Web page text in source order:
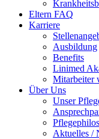
Eltern FAQ
Karriere
Ausbildung
Benefits
Linimed
Mitarbeiter
Über Uns
Unser
Aktuelles /